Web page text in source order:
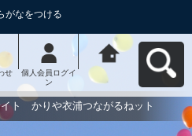
がなをつける
せ
個人会員ログイ
ン
衣浦定住自立
圏 市民活動情
報サイト かり
や衣浦つながる
ねットへ戻る
ト かりや衣浦つながるねット